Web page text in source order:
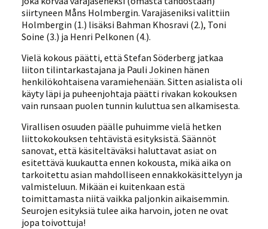
siirtyneen Måns Holmbergin. Varajäseniksi valittiin
Holmbergin (1.) lisäksi Bahman Khosravi (2.), Toni
Soine (3.) ja Henri Pelkonen (4.).
Vielä kokous päätti, että Stefan Söderberg jatkaa
liiton tilintarkastajana ja Pauli Jokinen hänen
henkilökohtaisena varamiehenään. Sitten asialista oli
käyty läpi ja puheenjohtaja päätti rivakan kokouksen
vain runsaan puolen tunnin kuluttua sen alkamisesta.
Virallisen osuuden päälle puhuimme vielä hetken
liittokokouksen tehtävistä esityksistä. Säännöt
sanovat, että käsiteltäväksi haluttavat asiat on
esitettävä kuukautta ennen kokousta, mikä aika on
tarkoitettu asian mahdolliseen ennakkokäsittelyyn ja
valmisteluun. Mikään ei kuitenkaan estä
toimittamasta niitä vaikka paljonkin aikaisemmin.
Seurojen esityksiä tulee aika harvoin, joten ne ovat
jopa toivottuja!